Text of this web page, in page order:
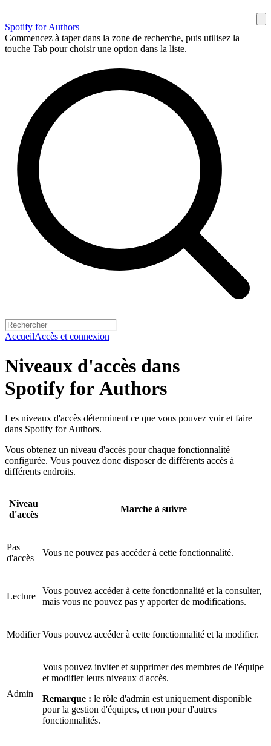
Spotify for Authors
Commencez à taper dans la zone de recherche, puis utilisez la
touche Tab pour choisir une option dans la liste.
AccueilAccès et connexion
Niveaux d'accès dans
Spotify for Authors
Les niveaux d'accès déterminent ce que vous pouvez voir et faire
dans Spotify for Authors.
Vous obtenez un niveau d'accès pour chaque fonctionnalité
configurée. Vous pouvez donc disposer de différents accès à
différents endroits.
Niveau
d'accès
Marche à suivre
Pas
d'accès
Vous ne pouvez pas accéder à cette fonctionnalité.
Lecture
Vous pouvez accéder à cette fonctionnalité et la consulter,
mais vous ne pouvez pas y apporter de modifications.
Modifier Vous pouvez accéder à cette fonctionnalité et la modifier.
Admin
Vous pouvez inviter et supprimer des membres de l'équipe
et modifier leurs niveaux d'accès.
Remarque : le rôle d'admin est uniquement disponible
pour la gestion d'équipes, et non pour d'autres
fonctionnalités.